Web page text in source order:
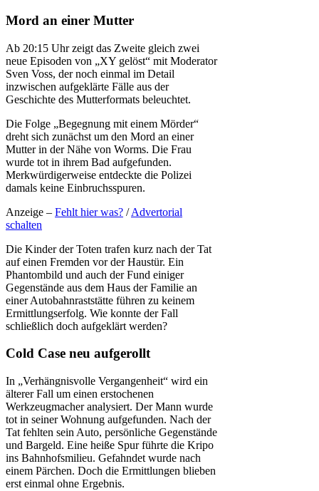
Mord an einer Mutter
Ab 20:15 Uhr zeigt das Zweite gleich zwei
neue Episoden von „XY gelöst“ mit Moderator
Sven Voss, der noch einmal im Detail
inzwischen aufgeklärte Fälle aus der
Geschichte des Mutterformats beleuchtet.
Die Folge „Begegnung mit einem Mörder“
dreht sich zunächst um den Mord an einer
Mutter in der Nähe von Worms. Die Frau
wurde tot in ihrem Bad aufgefunden.
Merkwürdigerweise entdeckte die Polizei
damals keine Einbruchsspuren.
Anzeige – Fehlt hier was? /Advertorial
schalten
Die Kinder der Toten trafen kurz nach der Tat
auf einen Fremden vor der Haustür. Ein
Phantombild und auch der Fund einiger
Gegenstände aus dem Haus der Familie an
einer Autobahnraststätte führen zu keinem
Ermittlungserfolg. Wie konnte der Fall
schließlich doch aufgeklärt werden?
Cold Case neu aufgerollt
In „Verhängnisvolle Vergangenheit“ wird ein
älterer Fall um einen erstochenen
Werkzeugmacher analysiert. Der Mann wurde
tot in seiner Wohnung aufgefunden. Nach der
Tat fehlten sein Auto, persönliche Gegenstände
und Bargeld. Eine heiße Spur führte die Kripo
ins Bahnhofsmilieu. Gefahndet wurde nach
einem Pärchen. Doch die Ermittlungen blieben
erst einmal ohne Ergebnis.